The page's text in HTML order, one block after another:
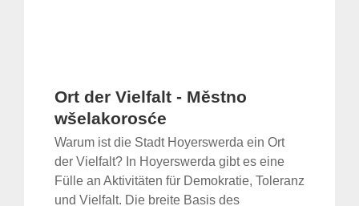
Ort der Vielfalt - Městno
wšelakorosće
Warum ist die Stadt Hoyerswerda ein Ort
der Vielfalt? In Hoyerswerda gibt es eine
Fülle an Aktivitäten für Demokratie, Toleranz
und Vielfalt. Die breite Basis des